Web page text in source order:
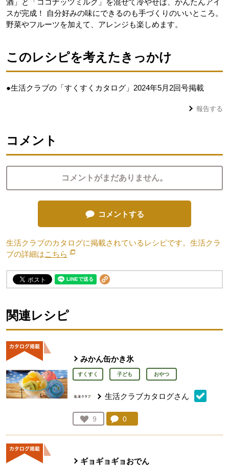
酒」と「ココナッツミルク」を混ぜて冷やせば、かんたんアイ
スが完成！ 自分好みの味にできるのも手づくりのいいところ。
野菜やフルーツを加えて、アレンジも楽しめます。
このレシピを考えたきっかけ
●生活クラブの「すくすくカタログ」2024年5月2回号掲載
報告する
コメント
コメントがまだありません。
コメントする
生活クラブのカタログに掲載されているレシピです。生活クラ
ブの詳細はこちら 別のウィンドウで開きます。
関連レシピ
みかん缶かき氷
すくすく 子ども おやつ
生活クラブカタログさん
お気に入り登録：
9
人が登録
コメント：
0
ギョギョギョおでん